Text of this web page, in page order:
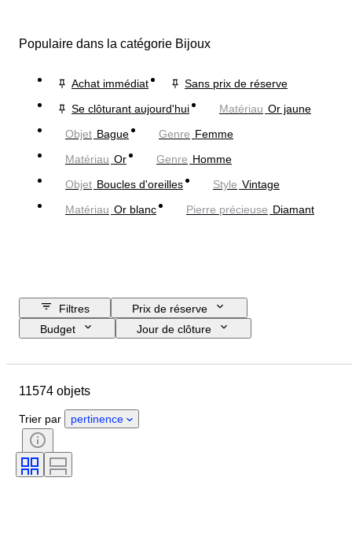
Populaire dans la catégorie Bijoux
Achat immédiat
Sans prix de réserve
Se clôturant aujourd'hui
Matériau Or jaune
Objet Bague Genre Femme
Matériau Or Genre Homme
Objet Boucles d'oreilles Style Vintage
Matériau Or blanc Pierre précieuse Diamant
Filtres
Prix de réserve
Budget
Jour de clôture
Genre
Pierre précieuse
Pureté
Style
Clarté
Couleur exacte
11574 objets
Trier par pertinence